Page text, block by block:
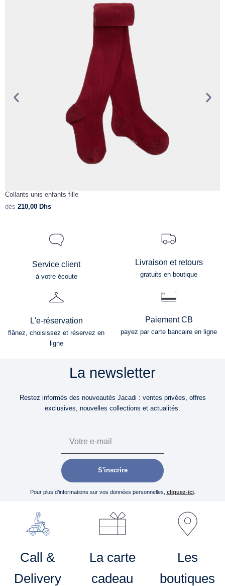
Collants unis enfants fille
dès 210,00 Dhs
Service client
à votre écoute
Livraison et retours
gratuits en boutique
L'e-réservation
flânez, choisissez et réservez en
ligne
Paiement CB
payez par carte bancaire en ligne
La newsletter
Restez informés des nouveautés Jacadi : ventes privées, offres
exclusives, nouvelles collections et actualités.
S'inscrire
Pour plus d’informations sur vos données personnelles, cliquez-ici.
Call &
Delivery
La carte
cadeau
Les
boutiques